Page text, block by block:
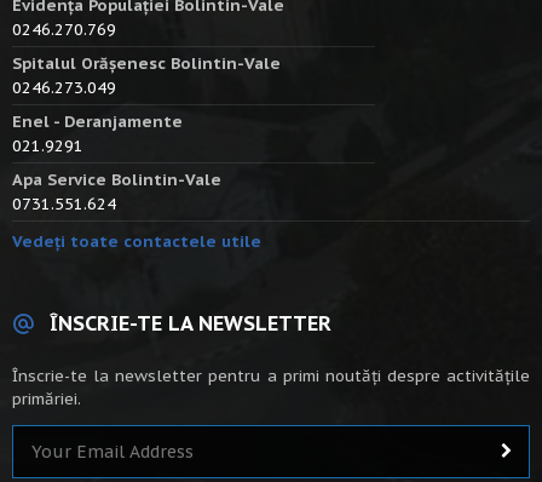
Evidența Populației Bolintin-Vale
0246.270.769
Spitalul Orășenesc Bolintin-Vale
0246.273.049
Enel - Deranjamente
021.9291
Apa Service Bolintin-Vale
0731.551.624
Vedeți toate contactele utile
ÎNSCRIE-TE LA NEWSLETTER
Înscrie-te la newsletter pentru a primi noutăți despre activitățile
primăriei.